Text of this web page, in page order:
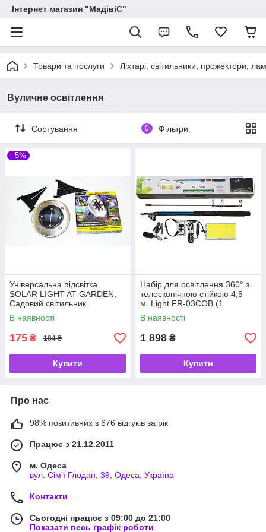
Інтернет магазин "МадівіС"
Товари та послуги Ліхтарі, світильники, прожектори,
Вуличне освітлення
Сортування 0 Фільтри
–5%
Універсальна підсвітка
SOLAR LIGHT AT GARDEN,
Садовий світильник
В наявності
175 ₴ 184 ₴
Купити
Набір для освітлення 360° з
телескопічною стійкою 4,5
м. Light FR-03COB (1
лампа/800W) з кронштейном
box
В наявності
1 898 ₴
Купити
Про нас
98% позитивних з 676 відгуків за рік
Працює з 21.12.2011
м. Одеса
вул. Сім'ї Глодан, 39, Одеса, Україна
Контакти
Сьогодні працює з 09:00 до 21:00
Показати весь графік роботи